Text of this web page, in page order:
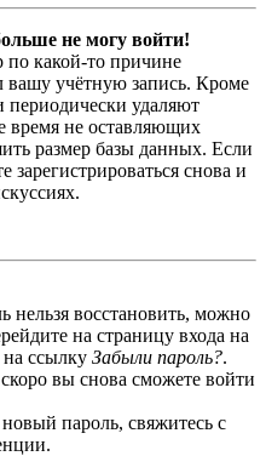
не могу войти!
какой-то причине
вашу учётную запись. Кроме
периодически удаляют
время не оставляющих
размер базы данных. Если
зарегистрироваться снова и
нельзя восстановить, можно
на страницу входа на
ссылку Забыли пароль?.
вы снова сможете войти
пароль, свяжитесь с